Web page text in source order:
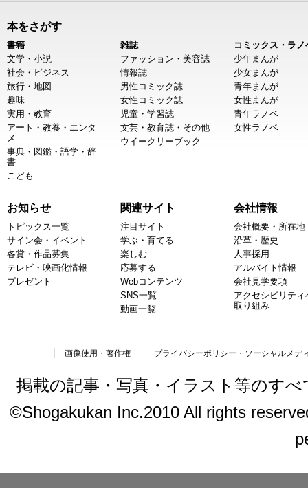
本をさがす
書籍
文学・小説
社会・ビジネス
旅行・地図
趣味
実用・教育
アート・教養・エンタ
メ
事典・図鑑・語学・辞
書
こども
雑誌
ファッション・美容誌
情報誌
男性コミック誌
女性コミック誌
児童・学習誌
文芸・教育誌・その他
ウイークリーブック
コミックス・ラノ
少年まんが
少女まんが
青年まんが
女性まんが
青年ラノベ
女性ラノベ
お知らせ
トピックス一覧
サイン会・イベント
各賞・作品募集
テレビ・映画化情報
プレゼント
関連サイト
注目サイト
学ぶ・育てる
楽しむ
応募する
Webコンテンツ
SNS一覧
動画一覧
会社情報
会社概要・所在地
沿革・歴史
人事採用
アルバイト情報
会社見学要項
アクセシビリティ
取り組み
画像使用・著作権 プライバシーポリシー・ソーシャルメデ
掲載の記事・写真・イラスト等のす
©Shogakukan Inc.2010 All rights